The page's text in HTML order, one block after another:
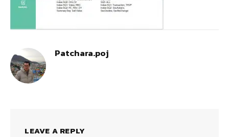
Patchara.poj
LEAVE A REPLY